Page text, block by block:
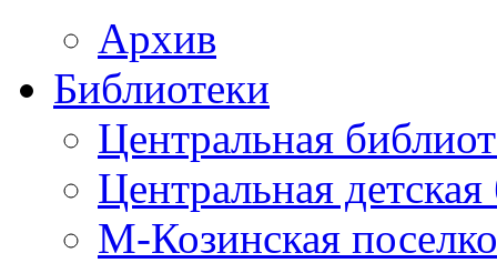
Архив
Библиотеки
Центральная
Центральная
М-Козинская